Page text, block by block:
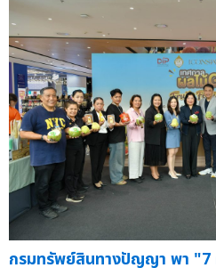
กรมทรัพย์สินทางปัญญา พา "7